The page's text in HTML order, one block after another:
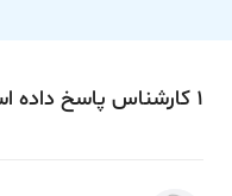
1 کارشناس پاسخ داده‌